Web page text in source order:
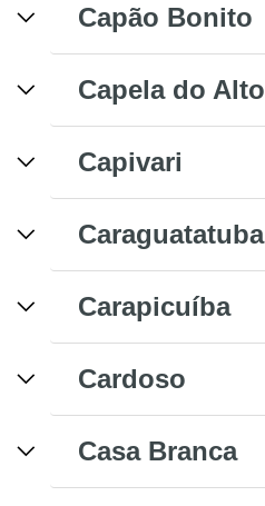
Capão Bonito
Capela do Alto
Capivari
Caraguatatuba
Carapicuíba
Cardoso
Casa Branca